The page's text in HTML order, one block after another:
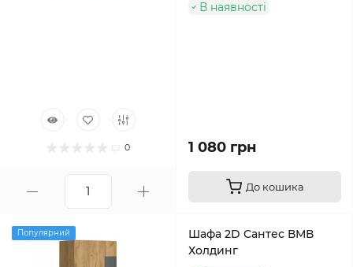
0
В наявності
1 080 грн
До кошика
Популярний
Шафа 2D Сантес ВМВ
Холдинг